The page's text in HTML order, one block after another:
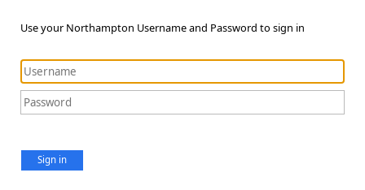
Use your Northampton Username and Password to sign in
Sign in